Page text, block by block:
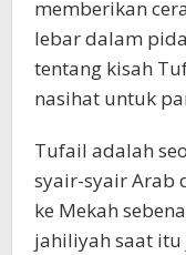
memberikan
lebar dalam
tentang kisah
nasihat untuk
Tufail adalah
syair-syair Arab
ke Mekah
jahiliyah saat